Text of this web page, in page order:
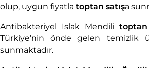
olup, uygun fiyatla toptan satışa
Antibakteriyel Islak Mendilitoptan
Türkiye’nin önde gelen temizlik
sunmaktadır.